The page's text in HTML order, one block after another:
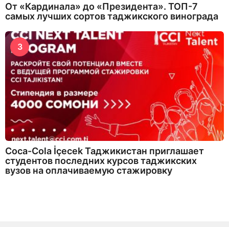
От «Кардинала» до «Президента». ТОП-7
самых лучших сортов таджикского винограда
3
Coca-Cola İçecek Таджикистан приглашает
студентов последних курсов таджикских
вузов на оплачиваемую стажировку